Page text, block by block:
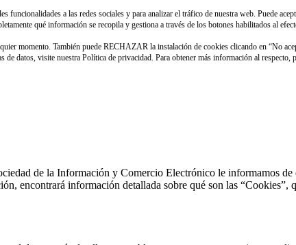
a las redes sociales y para analizar el tráfico de nuestra web. Puede
qué información se recopila y gestiona a través de los botones habilitados al
momento. También puede RECHAZAR la instalación de cookies clicando en “No
de datos, visite nuestra Política de privacidad. Para obtener más información al respecto,
de la Información y Comercio Electrónico le informamos
encontrará información detallada sobre qué son las